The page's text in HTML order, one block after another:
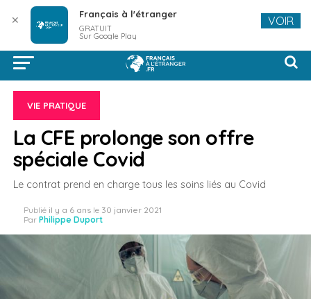
VIE PRATIQUE
La CFE prolonge son offre
spéciale Covid
Le contrat prend en charge tous les soins liés au Covid
Publié il y a 6 ans le 30 janvier 2021
Par Philippe Duport
✕ Français à l'étranger
GRATUIT
Sur Google Play
VOIR